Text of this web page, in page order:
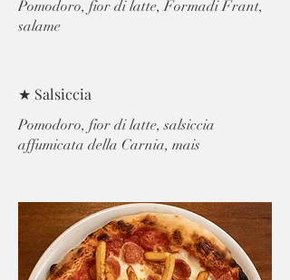
Pomodoro, fior di latte, Formadi Frant,
salame
★ Salsiccia
Pomodoro, fior di latte, salsiccia
affumicata della Carnia, mais